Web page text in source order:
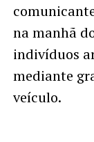
na manhã
indivíduos
mediante
veículo.